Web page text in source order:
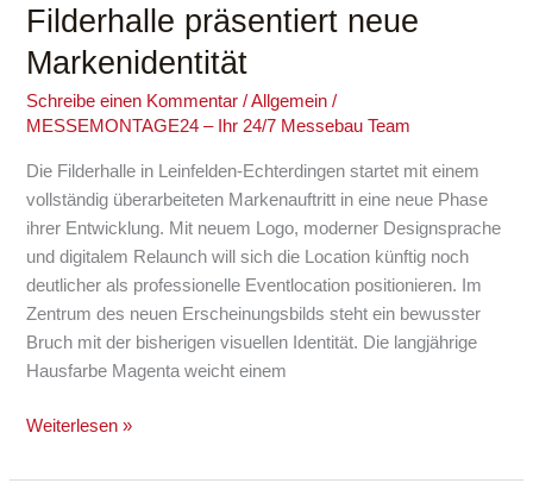
Filderhalle präsentiert neue
Markenidentität
Schreibe einen Kommentar /Allgemein /
MESSEMONTAGE24 – Ihr 24/7 Messebau Team
Die Filderhalle in Leinfelden-Echterdingen startet mit einem
vollständig überarbeiteten Markenauftritt in eine neue Phase
ihrer Entwicklung. Mit neuem Logo, moderner Designsprache
und digitalem Relaunch will sich die Location künftig noch
deutlicher als professionelle Eventlocation positionieren. Im
Zentrum des neuen Erscheinungsbilds steht ein bewusster
Bruch mit der bisherigen visuellen Identität. Die langjährige
Hausfarbe Magenta weicht einem
Filderhalle
neue
Markenidentität
Weiterlesen »